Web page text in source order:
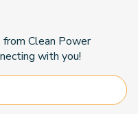
Clean Power
with you!